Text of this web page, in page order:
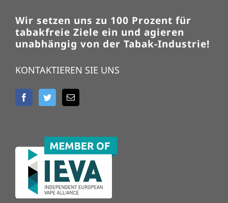
Wir setzen uns zu 100 Prozent für
tabakfreie Ziele ein und agieren
unabhängig von der Tabak-Industrie!
KONTAKTIEREN SIE UNS